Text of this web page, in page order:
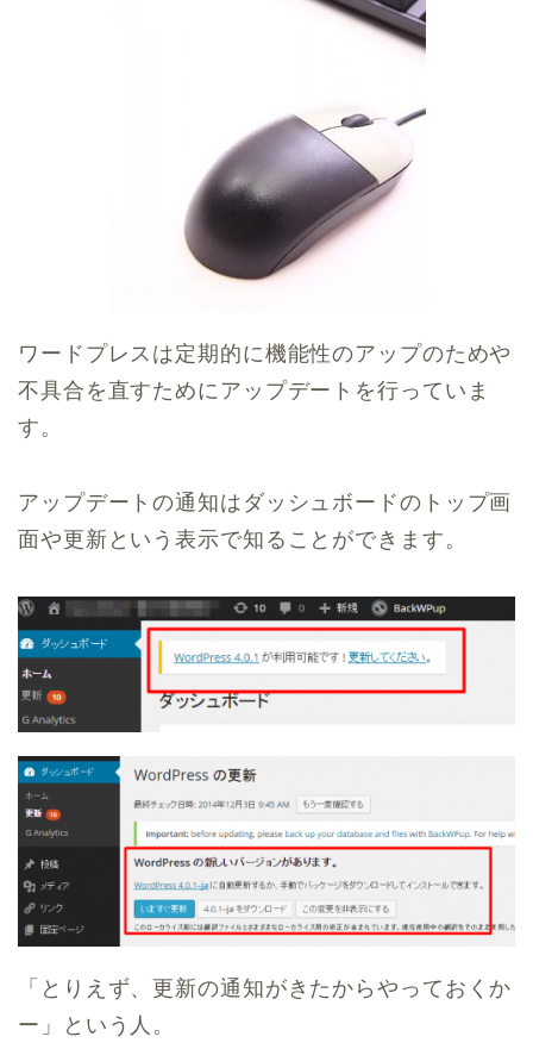
ワードプレスは定期的に機能性のアップのためや
不具合を直すためにアップデートを行っていま
す。
アップデートの通知はダッシュボードのトップ画
面や更新という表示で知ることができます。
「とりえず、更新の通知がきたからやっておくか
ー」という人。